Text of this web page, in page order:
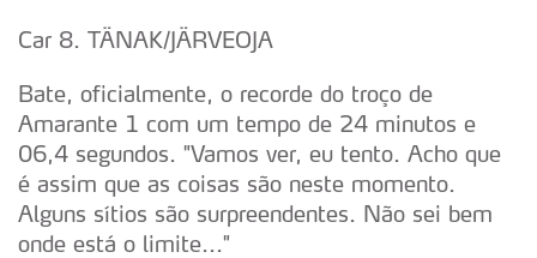
Car 8. TÄNAK/JÄRVEOJA
Bate, oficialmente, o recorde do troço de
Amarante 1 com um tempo de 24 minutos e
06,4 segundos. "Vamos ver, eu tento. Acho que
é assim que as coisas são neste momento.
Alguns sítios são surpreendentes. Não sei bem
onde está o limite..."